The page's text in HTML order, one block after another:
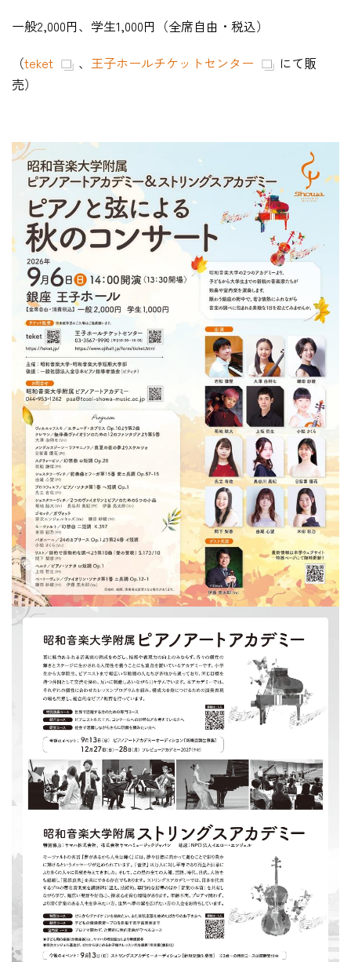
一般2,000円、学生1,000円（全席自由・税込）
（teket 、 王子ホールチケットセンター にて販
売）